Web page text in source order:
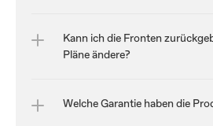
Kann ich die Fronten
Pläne ändere?
Welche Garantie haben die